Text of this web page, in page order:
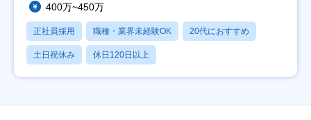
400万~450万
正社員採用 職種・業界未経験OK 20代におすすめ
土日祝休み 休日120日以上